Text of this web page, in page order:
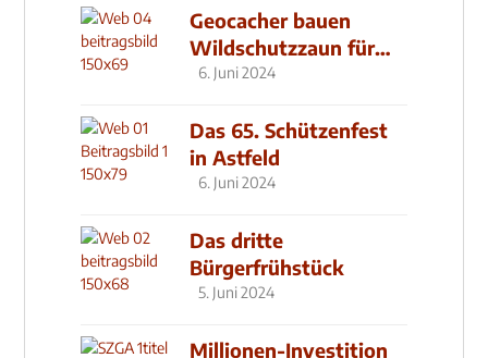
Geocacher bauen
Wildschutzzaun für
den MachMit! Wald
6. Juni 2024
Das 65. Schützenfest
in Astfeld
6. Juni 2024
Das dritte
Bürgerfrühstück
5. Juni 2024
Millionen-Investition